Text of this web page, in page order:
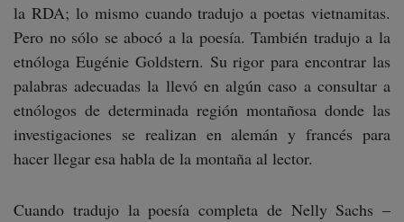
la RDA; lo mismo cuando tradujo a poetas vietnamitas.
Pero no sólo se abocó a la poesía. También tradujo a la
etnóloga Eugénie Goldstern. Su rigor para encontrar las
palabras adecuadas la llevó en algún caso a consultar a
etnólogos de determinada región montañosa donde las
investigaciones se realizan en alemán y francés para
hacer llegar esa habla de la montaña al lector.
Cuando tradujo la poesía completa de Nelly Sachs –